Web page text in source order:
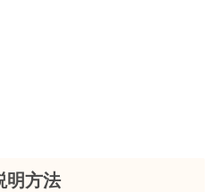
明方法